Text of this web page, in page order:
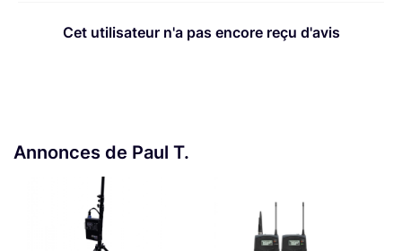
Cet utilisateur n'a pas encore reçu d'avis
Annonces de Paul T.